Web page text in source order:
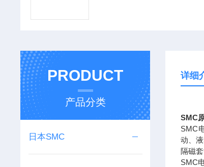
PRODUCT
产品分类
日本SMC
详细
SMC
SMC
动、
隔磁
SMC